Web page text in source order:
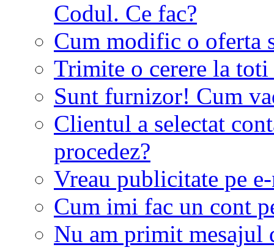
Codul. Ce fac?
Cum modific o oferta
Trimite o cerere la
Sunt furnizor! Cum
Clientul a selectat
procedez?
Vreau publicitate pe
Cum imi fac un cont
Nu am primit mesajul